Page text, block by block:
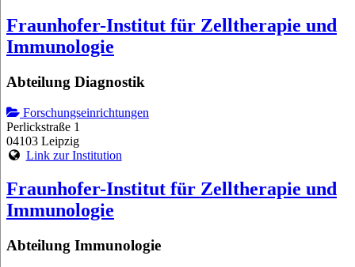
Fraunhofer-Institut für Zelltherapie und
Immunologie
Abteilung Diagnostik
Forschungseinrichtungen
Perlickstraße 1
04103 Leipzig
Link zur Institution
Fraunhofer-Institut für Zelltherapie und
Immunologie
Abteilung Immunologie